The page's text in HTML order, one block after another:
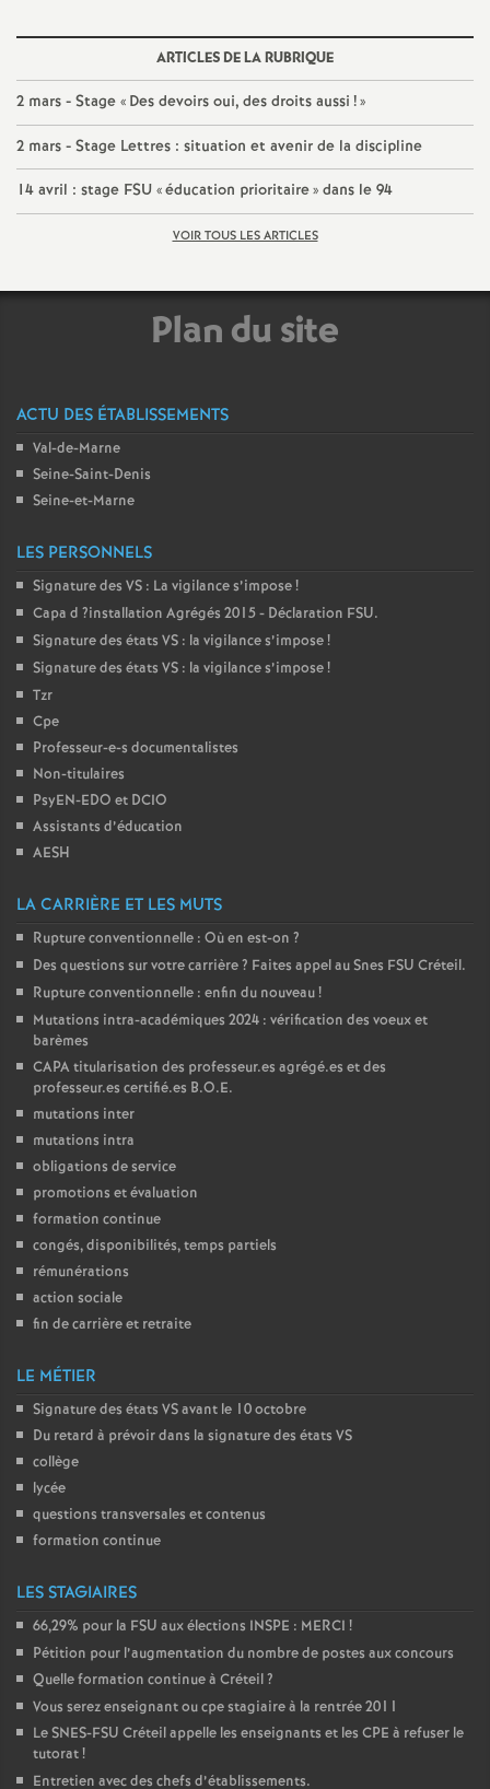
n
d
d
e
r
O
é
u
r
s
ARTICLES DE LA RUBRIQUE
2 mars - Stage « Des devoirs oui, des droits aussi !»
2 mars - Stage Lettres : situation et avenir de la discipline
14 avril : stage FSU «éducation prioritaire» dans le 94
VOIR TOUS LES ARTICLES
Plan du site
ACTU DES ÉTABLISSEMENTS
Val-de-Marne
Seine-Saint-Denis
Seine-et-Marne
LES PERSONNELS
Signature des VS : La vigilance s’impose!
Capa d ?installation Agrégés 2015 - Déclaration FSU.
Signature des états VS : la vigilance s’impose!
Signature des états VS : la vigilance s’impose!
Tzr
Cpe
Professeur-e-s documentalistes
Non-titulaires
PsyEN-EDO et DCIO
Assistants d’éducation
AESH
LA CARRIÈRE ET LES MUTS
Rupture conventionnelle : Où en est-on ?
Des questions sur votre carrière? Faites appel au Snes FSU Créteil.
Rupture conventionnelle : enfin du nouveau!
Mutations intra-académiques 2024 : vérification des voeux et
barèmes
CAPAtitularisation des professeur.es agrégé.es et des
professeur.es certifié.es B.O.E.
mutations inter
mutations intra
obligations de service
promotions et évaluation
formation continue
congés, disponibilités, temps partiels
rémunérations
action sociale
fin de carrière et retraite
LE MÉTIER
Signature des états VSavant le 10 octobre
Du retard à prévoir dans la signature des états VS
collège
lycée
questions transversales et contenus
formation continue
LES STAGIAIRES
66,29% pour la FSU aux élections INSPE : MERCI !
Pétition pour l’augmentation du nombre de postes aux concours
Quelle formation continue à Créteil?
Vous serez enseignant ou cpe stagiaire à la rentrée 2011
LeSNES-FSU Créteil appelle les enseignants et les CPE à refuser le
tutorat!
Entretien avec des chefs d’établissements.